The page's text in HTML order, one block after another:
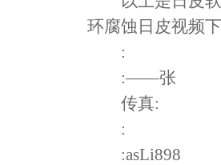
环腐蚀日皮视频
:
:——张
传真:
:
:asLi898